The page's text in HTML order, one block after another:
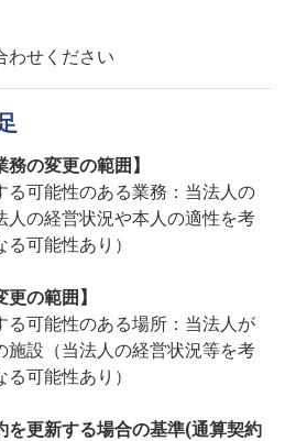
わせください
務の変更の範囲】
る可能性のある業務：当法人の
人の経営状況や本人の適性を考
可能性あり）
更の範囲】
る可能性のある場所：当法人が
施設（当法人の経営状況等を考
可能性あり）
を更新する場合の基準(通算契約